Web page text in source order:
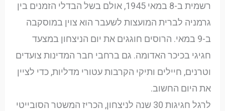
רשמית ב-8 במאי 1945, אולם בשל הבדלי הזמנים בין
גרמניה לברית המועצות לשעבר הוא צוין במוסקבה
ב-9 במאי. הרוסים חוגגים את יום הניצחון במצעד
חגיגי בכיכר האדומה. גם ברחבי חבר המדינות צועדים
וטרנים, חיילים ותיקי הקרבות עטורי מדליות, כדי לציין
את היום החשוב.
לרגל חגיגות 30 שנה לניצחון, הכריז המשטר הסובייטי